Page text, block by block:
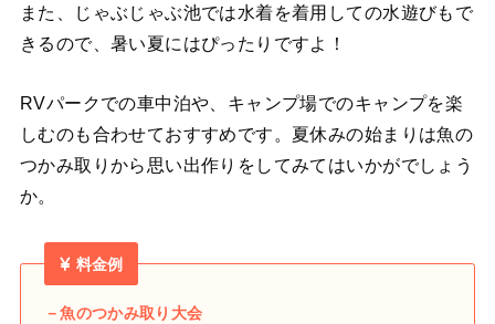
また、じゃぶじゃぶ池では水着を着用しての水遊びもで
きるので、暑い夏にはぴったりですよ！
RVパークでの車中泊や、キャンプ場でのキャンプを楽
しむのも合わせておすすめです。夏休みの始まりは魚の
つかみ取りから思い出作りをしてみてはいかがでしょう
か。
料金例
－魚のつかみ取り大会